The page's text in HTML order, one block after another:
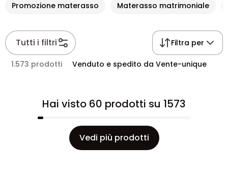
Promozione materasso Materasso matrimoniale
Tutti i filtri Filtra per
1.573 prodotti Venduto e spedito da Vente-unique
Hai visto 60 prodotti su 1573
Vedi più prodotti